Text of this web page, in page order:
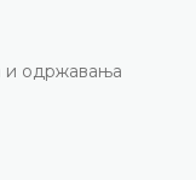
и одржавања